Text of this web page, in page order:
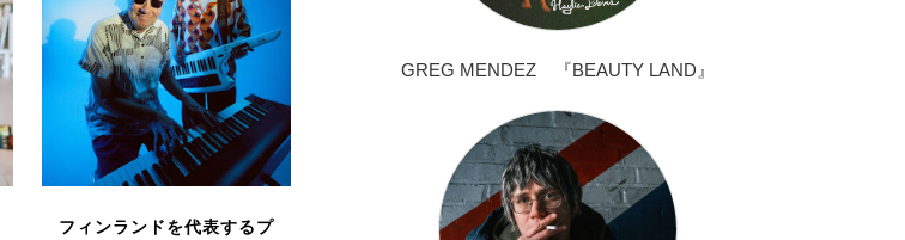
フィンランドを代表するプ
GREG MENDEZ 『BEAUTY LAND』